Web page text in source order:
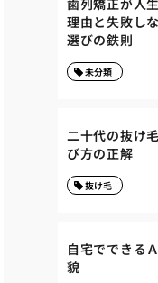
歯列矯正が人
理由と失敗し
選びの鉄則
未分類
二十代の抜け
び方の正解
抜け毛
自宅でできる
貌